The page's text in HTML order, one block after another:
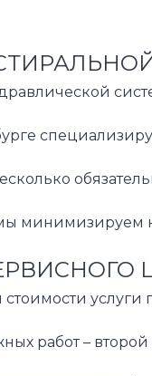
минимизируем
услуги
работ –